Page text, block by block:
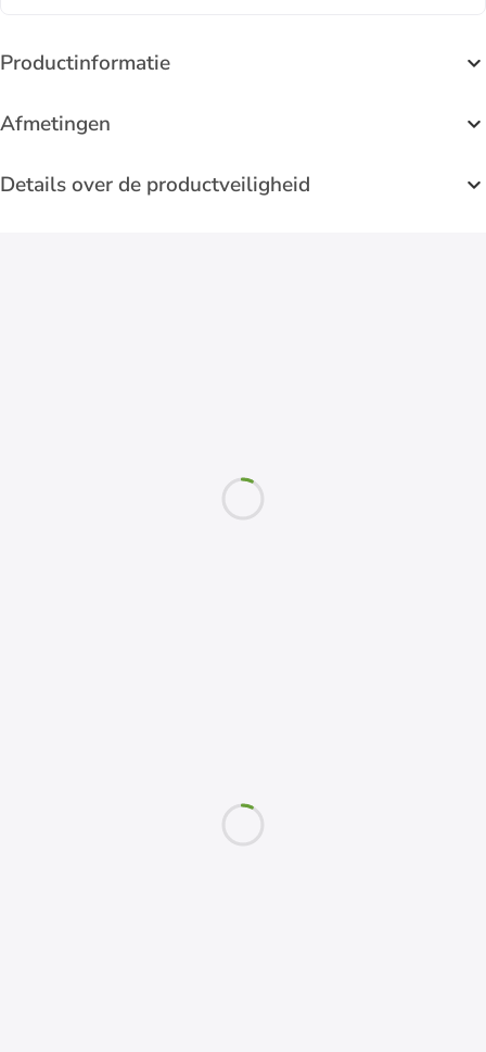
Productinformatie
Afmetingen
Details over de productveiligheid